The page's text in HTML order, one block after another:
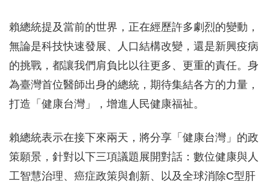
賴總統提及當前的世界，正在經歷許多劇烈的變動，
無論是科技快速發展、人口結構改變，還是新興疫病
的挑戰，都讓我們肩負比以往更多、更重的責任。身
為臺灣首位醫師出身的總統，期待集結各方的力量，
打造「健康台灣」，增進人民健康福祉。
賴總統表示在接下來兩天，將分享「健康台灣」的政
策願景，針對以下三項議題展開對話：數位健康與人
工智慧治理、癌症政策與創新、以及全球消除C型肝